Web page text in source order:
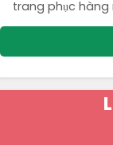
trang phục hàng